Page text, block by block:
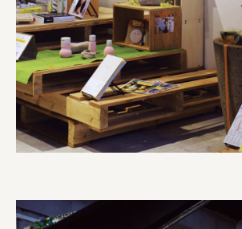
JR東日本クロスステーション
株式会社ハッチ
福島県商工会連合会
京セラ株式会社
一般社団法人手紙寺
オーナークライアント 日南市／設